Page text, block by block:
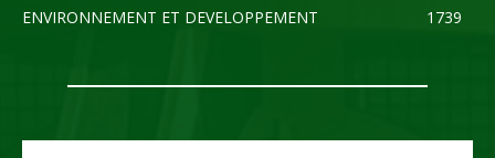
ENVIRONNEMENT ET DEVELOPPEMENT
1739